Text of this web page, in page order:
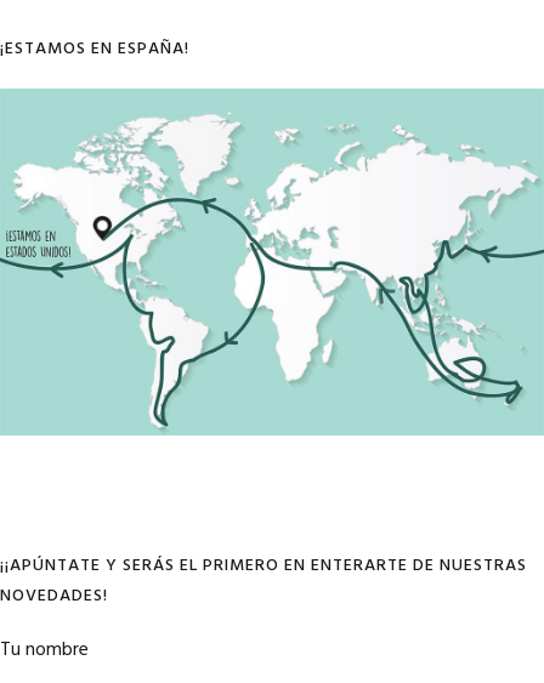
¡ESTAMOS EN ESPAÑA!
¡¡APÚNTATE Y SERÁS EL PRIMERO EN ENTERARTE DE NUESTRAS
NOVEDADES!
Tu nombre